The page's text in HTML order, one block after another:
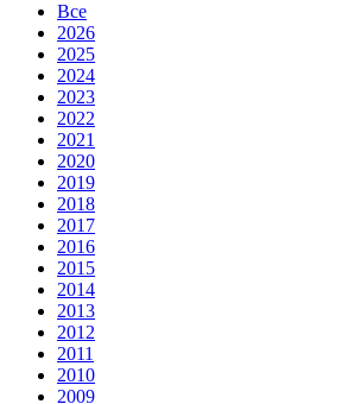
Все
2026
2025
2024
2023
2022
2021
2020
2019
2018
2017
2016
2015
2014
2013
2012
2011
2010
2009